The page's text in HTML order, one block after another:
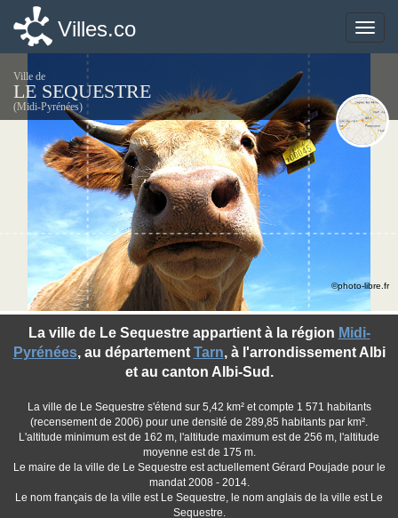
Toggle
Villes.co
Ville de
LE SEQUESTRE
(Midi-Pyrénées)
La ville de Le Sequestre appartient à la région Midi-
Pyrénées, au département Tarn, à l'arrondissement Albi
et au canton Albi-Sud.
La ville de Le Sequestre s'étend sur 5,42 km² et compte 1 571 habitants
(recensement de 2006) pour une densité de 289,85 habitants par km².
L'altitude minimum est de 162 m, l'altitude maximum est de 256 m, l'altitude
moyenne est de 175 m.
Le maire de la ville de Le Sequestre est actuellement Gérard Poujade pour le
mandat 2008 - 2014.
Le nom français de la ville est Le Sequestre, le nom anglais de la ville est Le
Sequestre.
©photo-libre.fr
Toggle
Villes.co